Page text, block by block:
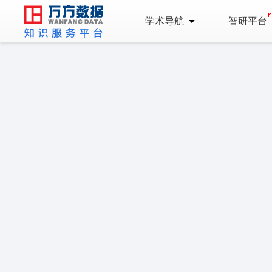
学术导航 智研平台